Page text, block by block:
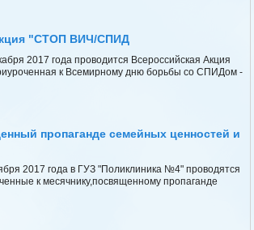
"СТОП ВИЧ/СПИД
2017 года проводится Всероссийская Акция
к Всемирному дню борьбы со СПИДом -
пропаганде семейных ценностей и
2017 года в ГУЗ "Поликлиника №4" проводятся
к месячнику,посвященному пропаганде